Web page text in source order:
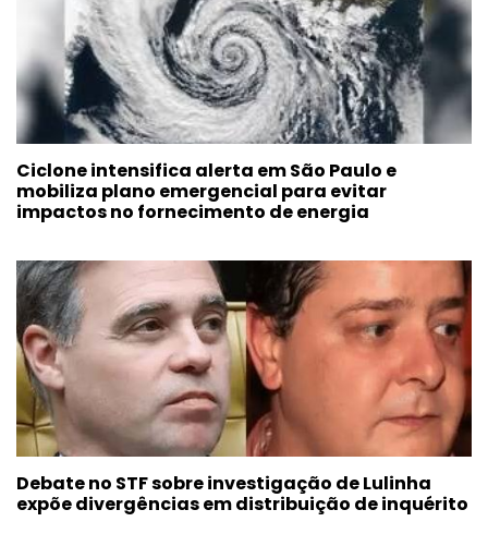
Ciclone intensifica alerta em São Paulo e
mobiliza plano emergencial para evitar
impactos no fornecimento de energia
Debate no STF sobre investigação de Lulinha
expõe divergências em distribuição de inquérito